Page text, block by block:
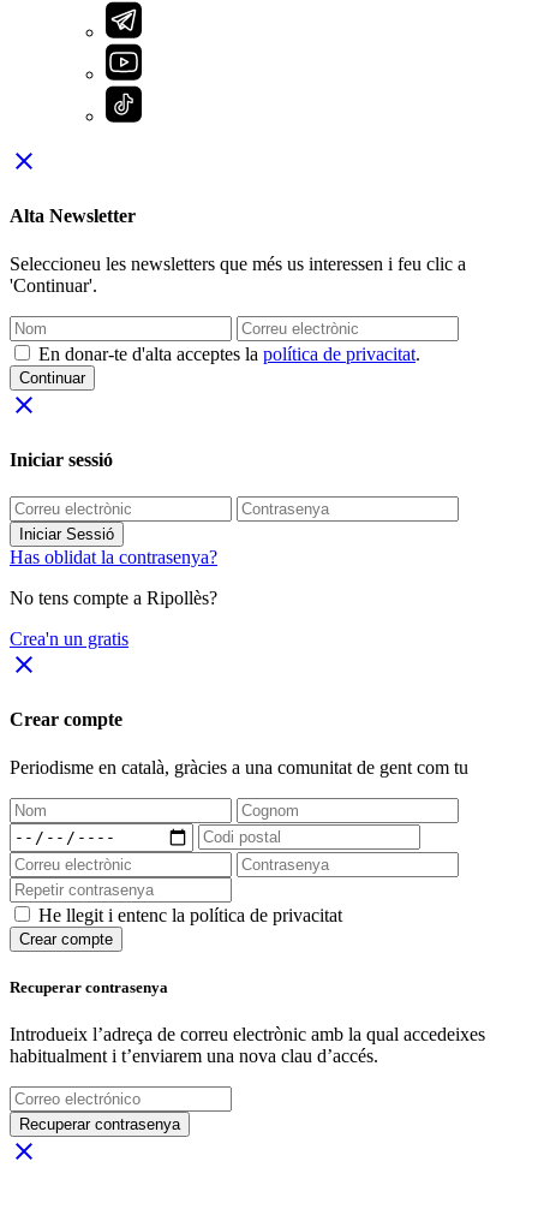
close
Alta Newsletter
Seleccioneu les newsletters que més us interessen i feu clic a
'Continuar'.
En donar-te d'alta acceptes la política de privacitat.
Continuar
close
Iniciar sessió
Iniciar Sessió
Has oblidat la contrasenya?
No tens compte a Ripollès?
Crea'n un gratis
close
Crear compte
Periodisme en català, gràcies a una comunitat de gent com tu
He llegit i entenc la política de privacitat
Crear compte
Recuperar contrasenya
Introdueix l’adreça de correu electrònic amb la qual accedeixes
habitualment i t’enviarem una nova clau d’accés.
Recuperar contrasenya
close